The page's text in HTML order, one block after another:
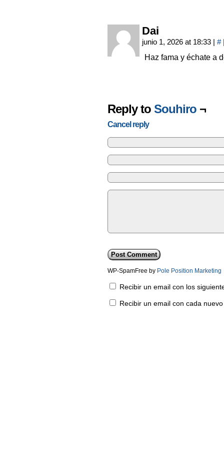
Dai
junio 1, 2026 at 18:33 | #
Haz fama y échate a
Reply to Souhiro ¬
Cancel reply
WP-SpamFree by Pole Position Marketing
Recibir un email con los
Recibir un email con cada